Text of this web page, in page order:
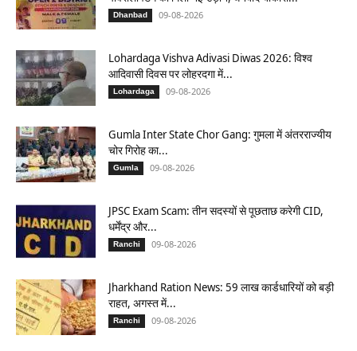
Dhanbad 09-08-2026
Lohardaga Vishva Adivasi Diwas 2026: विश्व
आदिवासी दिवस पर लोहरदगा में...
Lohardaga 09-08-2026
Gumla Inter State Chor Gang: गुमला में अंतरराज्यीय
चोर गिरोह का...
Gumla 09-08-2026
JPSC Exam Scam: तीन सदस्यों से पूछताछ करेगी CID,
धर्मेंद्र और...
Ranchi 09-08-2026
Jharkhand Ration News: 59 लाख कार्डधारियों को बड़ी
राहत, अगस्त में...
Ranchi 09-08-2026